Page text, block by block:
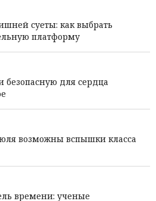
суеты: как выбрать
платформу
безопасную для сердца
возможны вспышки класса
времени: ученые